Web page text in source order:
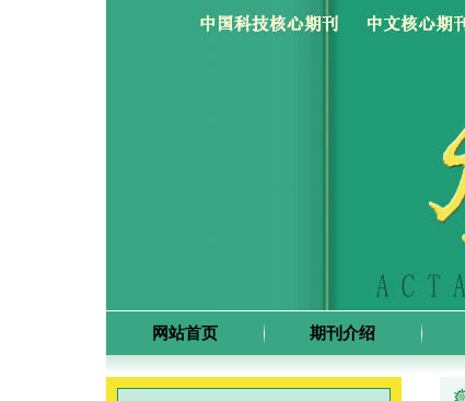
网站首页 期刊介绍